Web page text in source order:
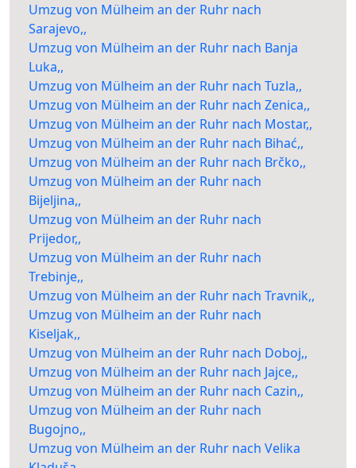
Umzug von Mülheim an der Ruhr nach
Sarajevo,,
Umzug von Mülheim an der Ruhr nach Banja
Luka,,
Umzug von Mülheim an der Ruhr nach Tuzla,,
Umzug von Mülheim an der Ruhr nach Zenica,,
Umzug von Mülheim an der Ruhr nach Mostar,,
Umzug von Mülheim an der Ruhr nach Bihać,,
Umzug von Mülheim an der Ruhr nach Brčko,,
Umzug von Mülheim an der Ruhr nach
Bijeljina,,
Umzug von Mülheim an der Ruhr nach
Prijedor,,
Umzug von Mülheim an der Ruhr nach
Trebinje,,
Umzug von Mülheim an der Ruhr nach Travnik,,
Umzug von Mülheim an der Ruhr nach
Kiseljak,,
Umzug von Mülheim an der Ruhr nach Doboj,,
Umzug von Mülheim an der Ruhr nach Jajce,,
Umzug von Mülheim an der Ruhr nach Cazin,,
Umzug von Mülheim an der Ruhr nach
Bugojno,,
Umzug von Mülheim an der Ruhr nach Velika